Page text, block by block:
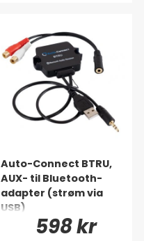
Auto-Connect BTRU,
AUX- til Bluetooth-
adapter (strøm via
USB)
598 kr